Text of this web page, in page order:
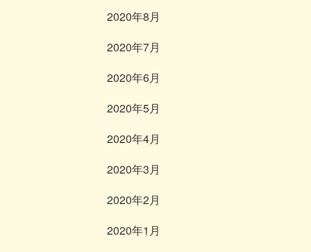
2020年8月
2020年7月
2020年6月
2020年5月
2020年4月
2020年3月
2020年2月
2020年1月